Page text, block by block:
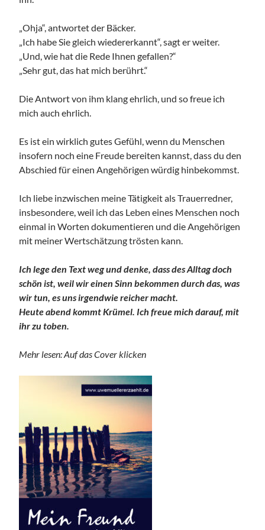
„Ohja“, antwortet der Bäcker.
„Ich habe Sie gleich wiedererkannt“, sagt er weiter.
„Und, wie hat die Rede Ihnen gefallen?“
„Sehr gut, das hat mich berührt.“
Die Antwort von ihm klang ehrlich, und so freue ich
mich auch ehrlich.
Es ist ein wirklich gutes Gefühl, wenn du Menschen
insofern noch eine Freude bereiten kannst, dass du den
Abschied für einen Angehörigen würdig hinbekommst.
Ich liebe inzwischen meine Tätigkeit als Trauerredner,
insbesondere, weil ich das Leben eines Menschen noch
einmal in Worten dokumentieren und die Angehörigen
mit meiner Wertschätzung trösten kann.
Ich lege den Text weg und denke, dass des Alltag doch
schön ist, weil wir einen Sinn bekommen durch das, was
wir tun, es uns irgendwie reicher macht.
Heute abend kommt Krümel. Ich freue mich darauf, mit
ihr zu toben.
Mehr lesen: Auf das Cover klicken